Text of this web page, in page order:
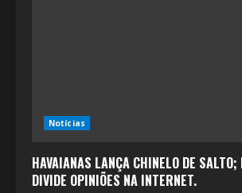
Notícias
HAVAIANAS LANÇA CHINELO DE SALTO;
DIVIDE OPINIÕES NA INTERNET.